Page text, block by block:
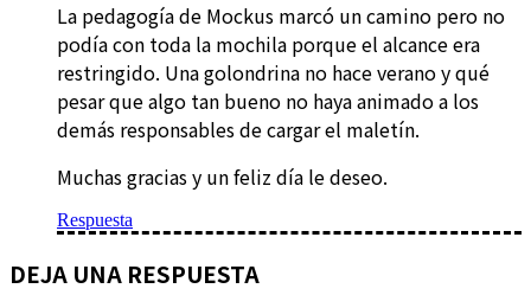
La pedagogía de Mockus marcó un camino pero no
podía con toda la mochila porque el alcance era
restringido. Una golondrina no hace verano y qué
pesar que algo tan bueno no haya animado a los
demás responsables de cargar el maletín.
Muchas gracias y un feliz día le deseo.
Respuesta
DEJA UNA RESPUESTA